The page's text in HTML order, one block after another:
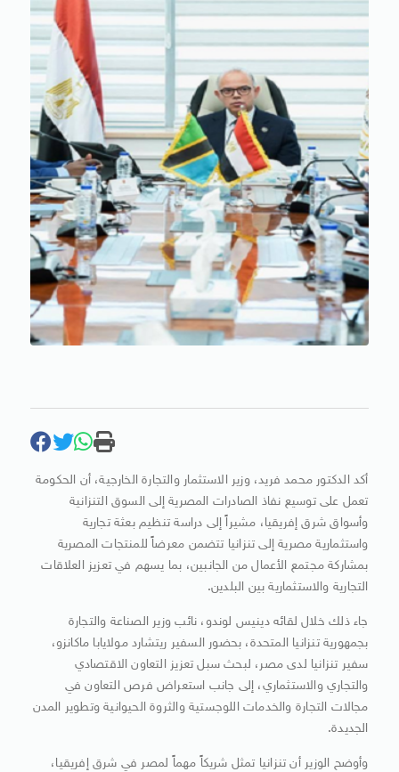
أكد الدكتور محمد فريد، وزير الاستثمار والتجارة الخارجية، أن الحكومة
تعمل على توسيع نفاذ الصادرات المصرية إلى السوق التنزانية
وأسواق شرق إفريقيا، مشيراً إلى دراسة تنظيم بعثة تجارية
واستثمارية مصرية إلى تنزانيا تتضمن معرضاً للمنتجات المصرية
بمشاركة مجتمع الأعمال من الجانبين، بما يسهم في تعزيز العلاقات
التجارية والاستثمارية بين البلدين.
جاء ذلك خلال لقائه دينيس لوندو، نائب وزير الصناعة والتجارة
بجمهورية تنزانيا المتحدة، بحضور السفير ريتشارد مولايابا ماكانزو،
سفير تنزانيا لدى مصر، لبحث سبل تعزيز التعاون الاقتصادي
والتجاري والاستثماري، إلى جانب استعراض فرص التعاون في
مجالات التجارة والخدمات اللوجستية والثروة الحيوانية وتطوير المدن
الجديدة.
وأوضح الوزير أن تنزانيا تمثل شريكاً مهماً لمصر في شرق إفريقيا،